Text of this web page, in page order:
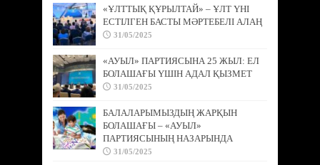
«ҰЛТТЫҚ ҚҰРЫЛТАЙ» – ҰЛТ ҮНІ
ЕСТІЛГЕН БАСТЫ МӘРТЕБЕЛІ АЛАҢ
31/05/2025
«АУЫЛ» ПАРТИЯСЫНА 25 ЖЫЛ: ЕЛ
БОЛАШАҒЫ ҮШІН АДАЛ ҚЫЗМЕТ
31/05/2025
БАЛАЛАРЫМЫЗДЫҢ ЖАРҚЫН
БОЛАШАҒЫ – «АУЫЛ»
ПАРТИЯСЫНЫҢ НАЗАРЫНДА
31/05/2025